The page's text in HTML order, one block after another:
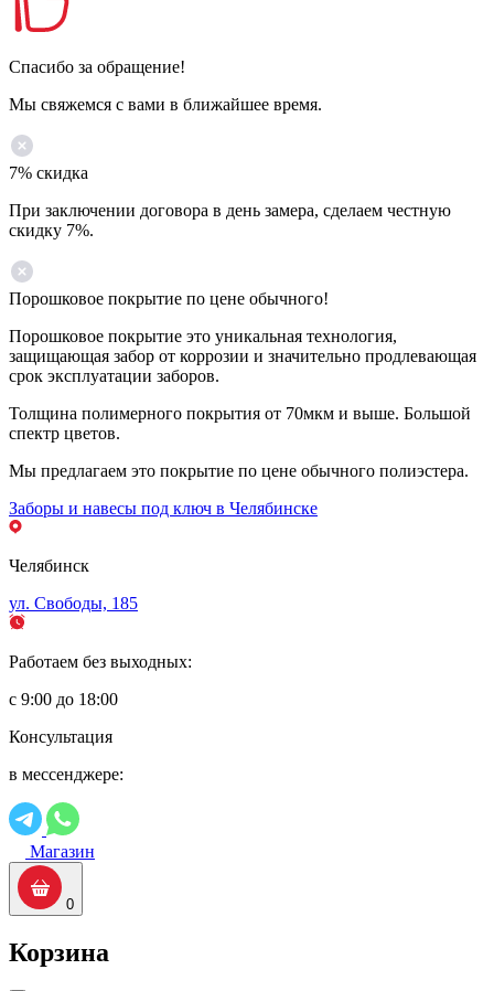
Спасибо за обращение!
Мы свяжемся с вами в ближайшее время.
7% скидка
При заключении договора в день замера, сделаем честную
скидку 7%.
Порошковое покрытие по цене обычного!
Порошковое покрытие это уникальная технология,
защищающая забор от коррозии и значительно продлевающая
срок эксплуатации заборов.
Толщина полимерного покрытия от 70мкм и выше. Большой
спектр цветов.
Мы предлагаем это покрытие по цене обычного полиэстера.
Заборы и навесы под ключ в Челябинске
Челябинск
ул. Свободы, 185
Работаем без выходных:
с 9:00 до 18:00
Консультация
в мессенджере:
Магазин
0
Корзина